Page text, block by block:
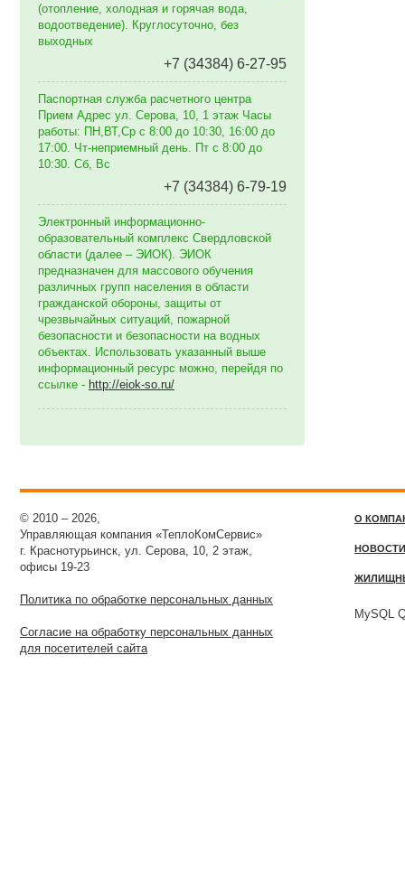
(отопление, холодная и горячая вода,
водоотведение). Круглосуточно, без
выходных
+7 (34384) 6-27-95
Паспортная служба расчетного центра
Прием Адрес ул. Серова, 10, 1 этаж Часы
работы: ПН,ВТ,Ср с 8:00 до 10:30, 16:00 до
17:00. Чт-неприемный день. Пт с 8:00 до
10:30. Сб, Вс
+7 (34384) 6-79-19
Электронный информационно-
образовательный комплекс Свердловской
области (далее – ЭИОК). ЭИОК
предназначен для массового обучения
различных групп населения в области
гражданской обороны, защиты от
чрезвычайных ситуаций, пожарной
безопасности и безопасности на водных
объектах. Использовать указанный выше
информационный ресурс можно, перейдя по
ссылке - http://eiok-so.ru/
© 2010 – 2026,
Управляющая компания «ТеплоКомСервис»
г. Краснотурьинск, ул. Серова, 10, 2 этаж,
офисы 19-23
Политика по обработке персональных данных
Согласие на обработку персональных данных
для посетителей сайта
О
НОВОСТИ
MySQL